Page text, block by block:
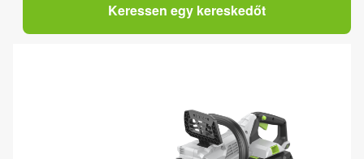
Keressen egy kereskedőt